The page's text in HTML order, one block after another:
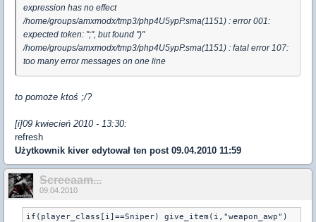
expression has no effect
/home/groups/amxmodx/tmp3/php4U5ypP.sma(1151) : error 001:
expected token: ";", but found ")"
/home/groups/amxmodx/tmp3/php4U5ypP.sma(1151) : fatal error 107:
too many error messages on one line
to pomoże ktoś ;/?
[i]09 kwiecień 2010 - 13:30:
refresh
Użytkownik kiver edytował ten post 09.04.2010 11:59
Screeaam...
09.04.2010
if(player_class[i]==Sniper) give_item(i,"weapon_awp")